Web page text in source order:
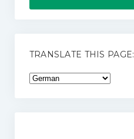
TRANSLATE THIS PAGE: